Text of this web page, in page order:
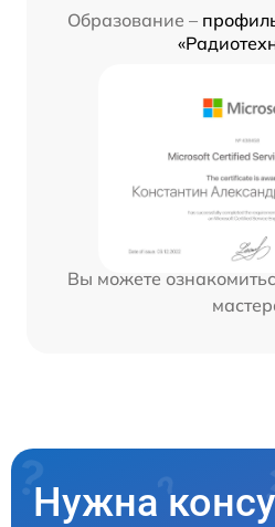
Образование –
Вы можете
Нужна